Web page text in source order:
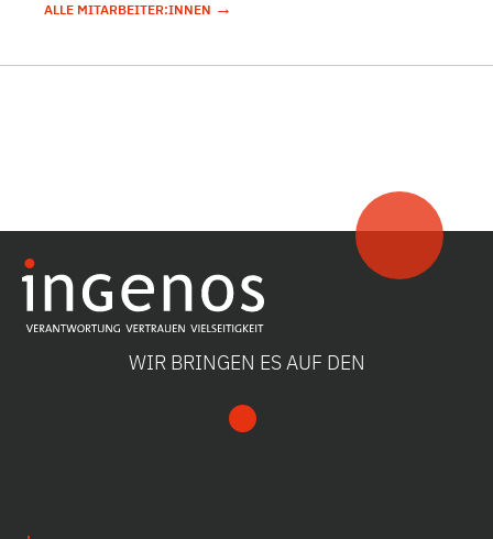
ALLE MITARBEITER:INNEN →
WIR BRINGEN ES AUF DEN